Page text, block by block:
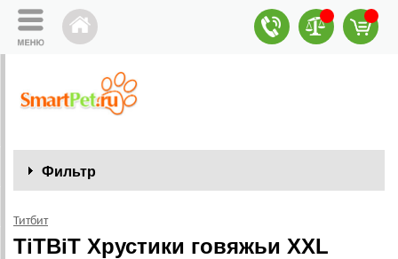
Фильтр
Титбит
TiTBiT Хрустики говяжьи XXL